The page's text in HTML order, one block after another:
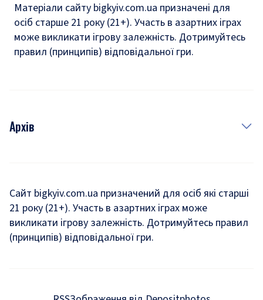
Матеріали сайту bigkyiv.com.ua призначені для
осіб старше 21 року (21+). Участь в азартних іграх
може викликати ігрову залежність. Дотримуйтесь
правил (принципів) відповідальної гри.
Архів
Комуналка
Хроніки війни
Сайт bigkyiv.com.ua призначений для осіб які старші
21 року (21+). Участь в азартних іграх може
викликати ігрову залежність. Дотримуйтесь правил
(принципів) відповідальної гри.